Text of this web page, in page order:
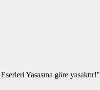
Yasasına göre yasaktır!"